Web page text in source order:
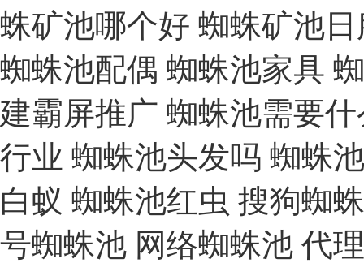
蛛矿池哪个好 蜘蛛矿池
蜘蛛池配偶 蜘蛛池家具
建霸屏推广 蜘蛛池需要
行业 蜘蛛池头发吗 蜘蛛
白蚁 蜘蛛池红虫 搜狗蜘
号蜘蛛池 网络蜘蛛池 代